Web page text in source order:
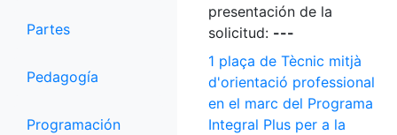
Partes
Pedagogía
Programación
presentación de la
solicitud: ---
1 plaça de Tècnic mitjà
d'orientació professional
en el marc del Programa
Integral Plus per a la